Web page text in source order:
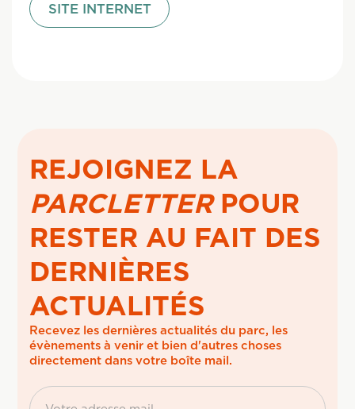
SITE INTERNET
REJOIGNEZ LA
PARCLETTERPOUR
RESTER AU FAIT DES
DERNIÈRES
ACTUALITÉS
Recevez les dernières actualités du parc, les
évènements à venir et bien d'autres choses
directement dans votre boîte mail.